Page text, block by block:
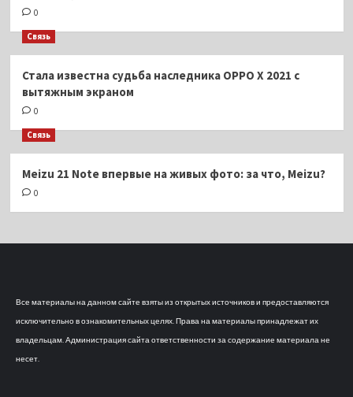
0
Связь
Стала известна судьба наследника OPPO X 2021 с
вытяжным экраном
0
Связь
Meizu 21 Note впервые на живых фото: за что, Meizu?
0
Все материалы на данном сайте взяты из открытых источников и предоставляются
исключительно в ознакомительных целях. Права на материалы принадлежат их
владельцам. Администрация сайта ответственности за содержание материала не
несет.